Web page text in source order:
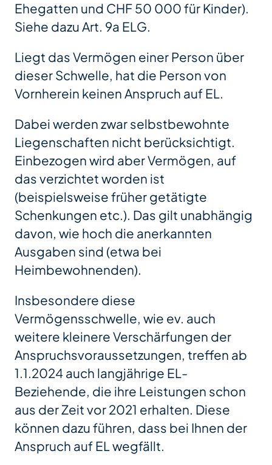
Ehegatten und CHF 50 000 für Kinder).
Siehe dazu Art. 9a ELG.
Liegt das Vermögen einer Person über
dieser Schwelle, hat die Person von
Vornherein keinen Anspruch auf EL.
Dabei werden zwar selbstbewohnte
Liegenschaften nicht berücksichtigt.
Einbezogen wird aber Vermögen, auf
das verzichtet worden ist
(beispielsweise früher getätigte
Schenkungen etc.). Das gilt unabhängig
davon, wie hoch die anerkannten
Ausgaben sind (etwa bei
Heimbewohnenden).
Insbesondere diese
Vermögensschwelle, wie ev. auch
weitere kleinere Verschärfungen der
Anspruchsvoraussetzungen, treffen ab
1.1.2024 auch langjährige EL-
Beziehende, die ihre Leistungen schon
aus der Zeit vor 2021 erhalten. Diese
können dazu führen, dass bei Ihnen der
Anspruch auf EL wegfällt.